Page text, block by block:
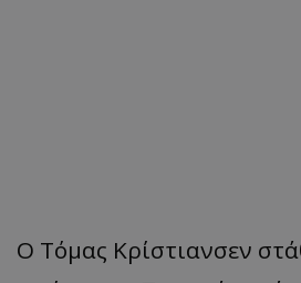
Ο Τόμας Κρίστιανσεν